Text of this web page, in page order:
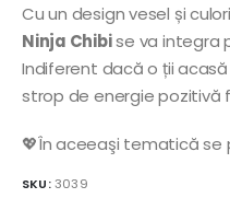
Cu un design vesel și
Ninja Chibise va integra
Indiferent dacă o ții
strop de energie pozitivă
💖În aceeaşi tematică se
SKU:3039